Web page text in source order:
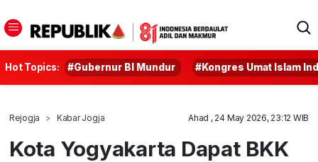
Hot Topics: #Gubernur BI Mundur #Kongres Umat Islam
Rejogja Kabar Jogja Ahad , 24 May 2026, 23:12 WIB
Kota Yogyakarta Dapat BKK